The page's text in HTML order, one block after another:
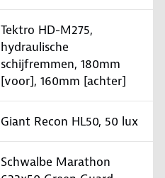
Tektro HD-M275,
hydraulische
schijfremmen, 180mm
[voor], 160mm [achter]
Giant Recon HL50, 50 lux
Schwalbe Marathon